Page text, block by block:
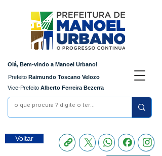
Olá, Bem-vindo a Manoel Urbano!
Prefeito Raimundo Toscano Velozo
Vice-Prefeito Alberto Ferreira Bezerra
Voltar